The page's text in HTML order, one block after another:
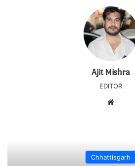
Ajit Mishra
EDITOR
Chhattisgarh